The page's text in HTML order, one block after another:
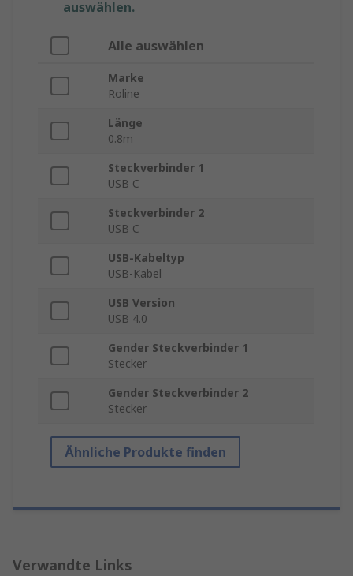
auswählen.
Alle auswählen
Marke
Roline
Länge
0.8m
Steckverbinder 1
USB C
Steckverbinder 2
USB C
USB-Kabeltyp
USB-Kabel
USB Version
USB 4.0
Gender Steckverbinder 1
Stecker
Gender Steckverbinder 2
Stecker
Ähnliche Produkte finden
Verwandte Links